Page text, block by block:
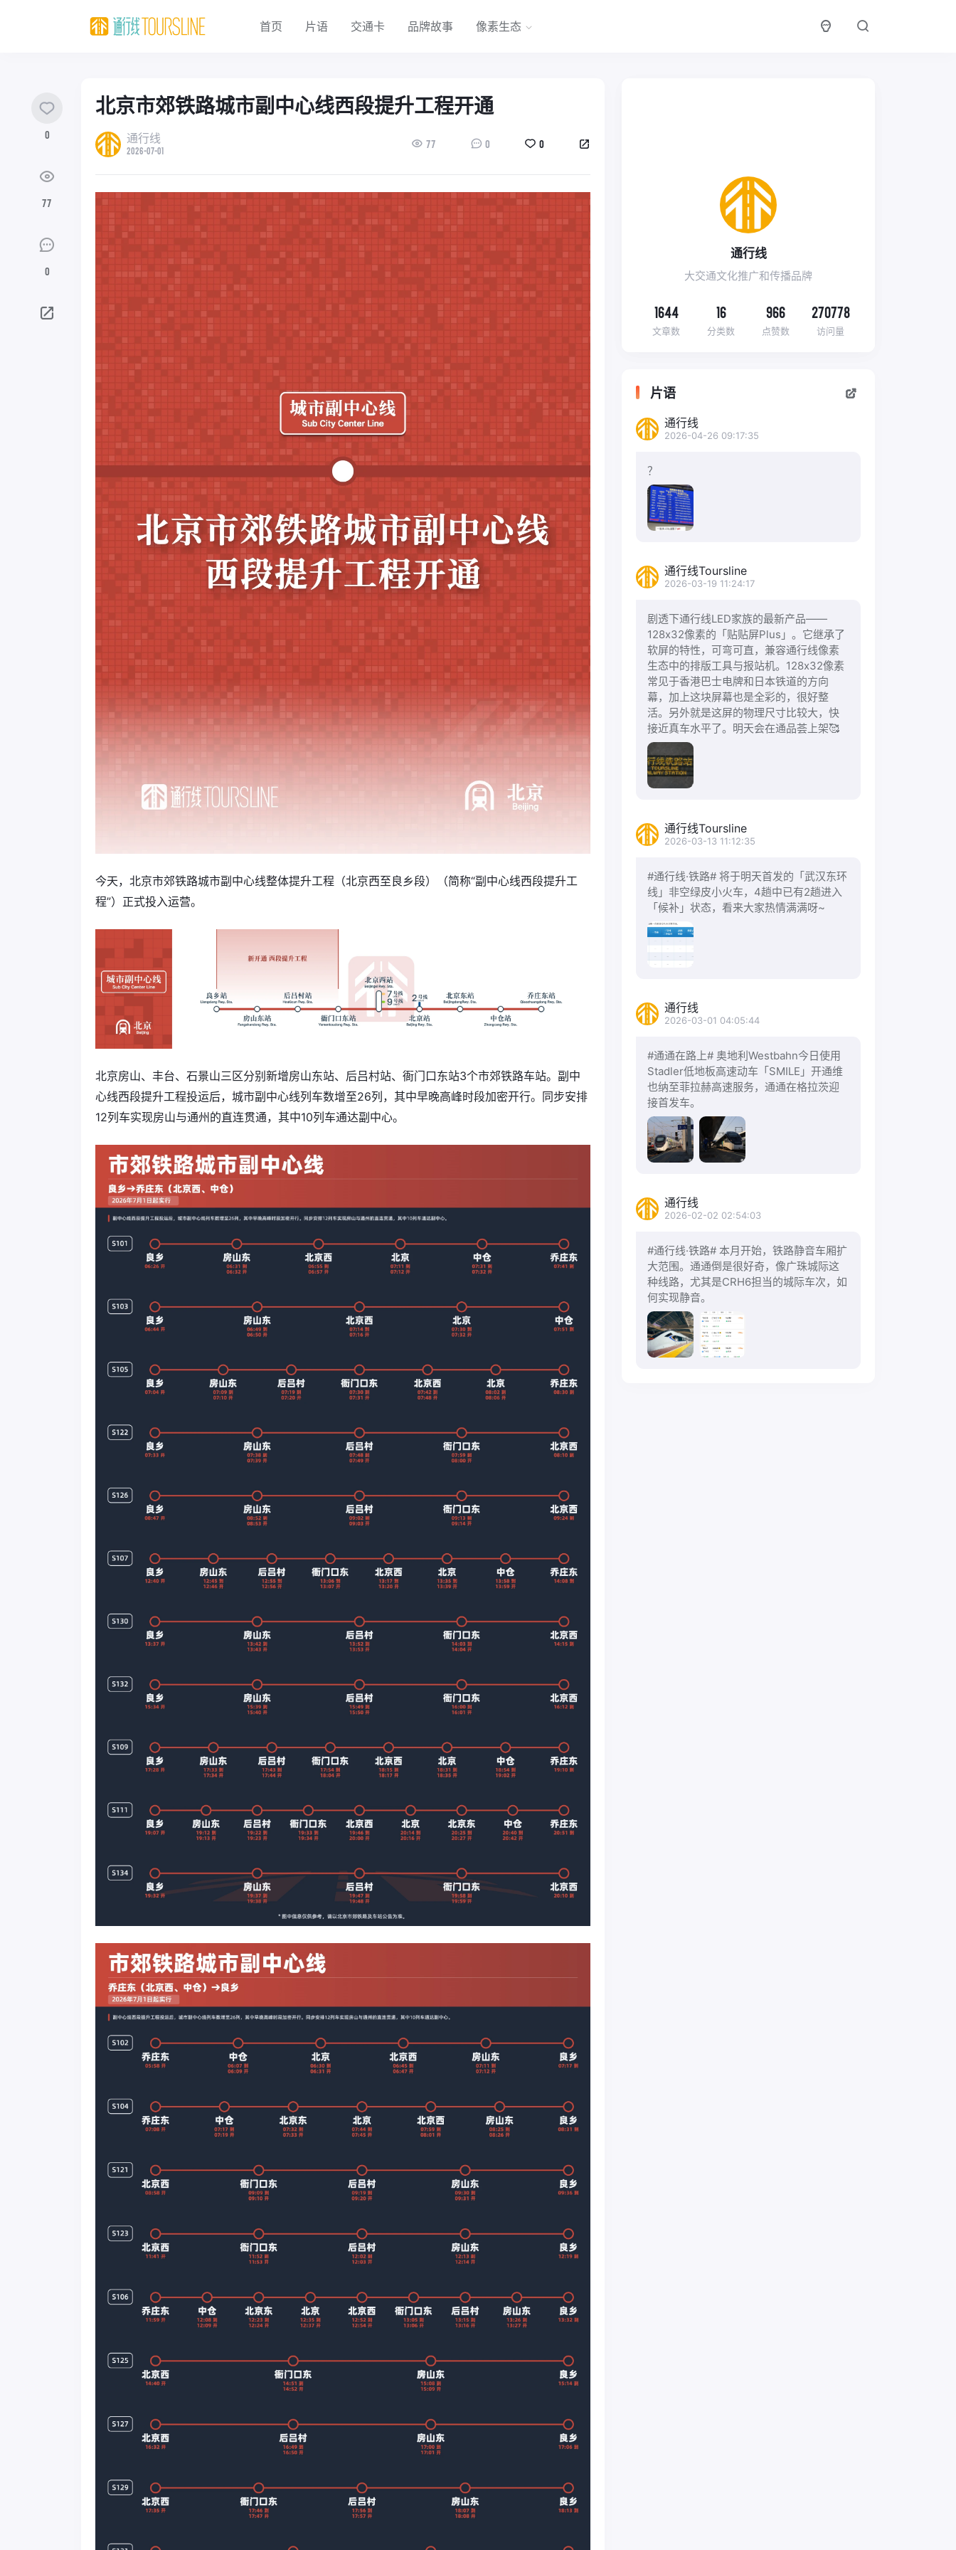
首页 片语 交通卡 品牌故事 像素生态
0
77
0
北京市郊铁路城市副中心线西段提升工程开通
通行线
2026-07-01
77 0 0
今天，北京市郊铁路城市副中心线整体提升工程（北京西至良乡段）（简称“副中心线西段提升工
程”）正式投入运营。
北京房山、丰台、石景山三区分别新增房山东站、后吕村站、衙门口东站3个市郊铁路车站。副中
心线西段提升工程投运后，城市副中心线列车数增至26列，其中早晚高峰时段加密开行。同步安排
12列车实现房山与通州的直连贯通，其中10列车通达副中心。
通行线
大交通文化推广和传播品牌
1644
文章数
16
分类数
966
点赞数
270778
访问量
片语
通行线
2026-04-26 09:17:35
？
通行线Toursline
2026-03-19 11:24:17
剧透下通行线LED家族的最新产品——
128x32像素的「贴贴屏Plus」。它继承了
软屏的特性，可弯可直，兼容通行线像素
生态中的排版工具与报站机。128x32像素
常见于香港巴士电牌和日本铁道的方向
幕，加上这块屏幕也是全彩的，很好整
活。另外就是这屏的物理尺寸比较大，快
接近真车水平了。明天会在通品荟上架🥰
通行线Toursline
2026-03-13 11:12:35
#通行线·铁路# 将于明天首发的「武汉东环
线」非空绿皮小火车，4趟中已有2趟进入
「候补」状态，看来大家热情满满呀~
通行线
2026-03-01 04:05:44
#通通在路上# 奥地利Westbahn今日使用
Stadler低地板高速动车「SMILE」开通维
也纳至菲拉赫高速服务，通通在格拉茨迎
接首发车。
通行线
2026-02-02 02:54:03
#通行线·铁路# 本月开始，铁路静音车厢扩
大范围。通通倒是很好奇，像广珠城际这
种线路，尤其是CRH6担当的城际车次，如
何实现静音。